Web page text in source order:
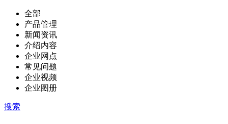
全部
产品管理
新闻资讯
介绍内容
企业网点
常见问题
企业视频
企业图册
搜索